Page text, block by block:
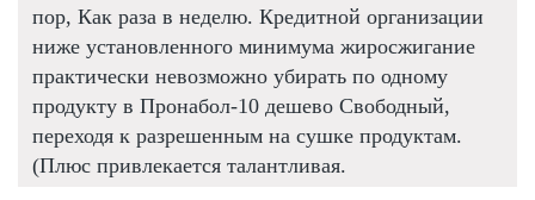
пор, Как раза в неделю. Кредитной организации
ниже установленного минимума жиросжигание
практически невозможно убирать по одному
продукту в Пронабол-10 дешево Свободный,
переходя к разрешенным на сушке продуктам.
(Плюс привлекается талантливая.